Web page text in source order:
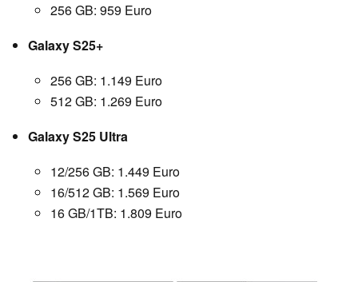
256 GB: 959 Euro
Galaxy S25+
256 GB: 1.149 Euro
512 GB: 1.269 Euro
Galaxy S25 Ultra
12/256 GB: 1.449 Euro
16/512 GB: 1.569 Euro
16 GB/1TB: 1.809 Euro